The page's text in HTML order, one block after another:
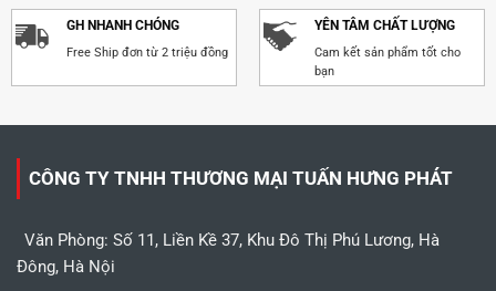
GH NHANH CHÓNG
Free Ship đơn từ 2 triệu đồng
YÊN TÂM CHẤT LƯỢNG
Cam kết sản phẩm tốt cho
bạn
CÔNG TY TNHH THƯƠNG MẠI TUẤN HƯNG PHÁT
Văn Phòng: Số 11, Liền Kề 37, Khu Đô Thị Phú Lương, Hà
Đông, Hà Nội